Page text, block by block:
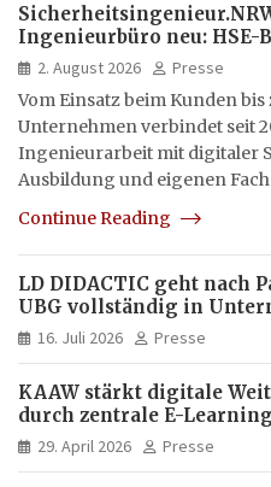
Ingenieurbüro neu:
hybrid und multimedial
2. August 2026
Presse
Vom Einsatz beim Kunden
Unternehmen verbindet seit
Ingenieurarbeit mit digitaler
Ausbildung und eigenen
Continue Reading
LD DIDACTIC geht nach
UBG vollständig in
16. Juli 2026 Presse
KAAW stärkt digitale
durch zentrale E-
29. April 2026 Presse